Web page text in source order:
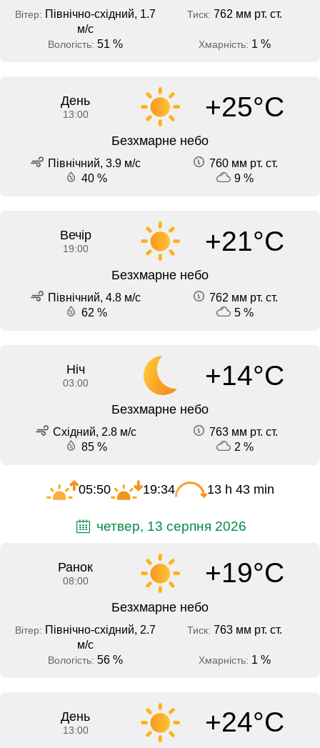
Вітер: Північно-східний, 1.7
м/с
Тиск: 762 мм рт. ст.
Вологість: 51 % Хмарність: 1 %
День
13:00 +25°C
Безхмарне небо
Північний, 3.9 м/с
760 мм рт. ст.
40 %
9 %
Вечір
19:00 +21°C
Безхмарне небо
Північний, 4.8 м/с
762 мм рт. ст.
62 %
5 %
Ніч
03:00 +14°C
Безхмарне небо
Східний, 2.8 м/с
763 мм рт. ст.
85 %
2 %
05:50 19:34 13 h 43 min
четвер, 13 серпня 2026
Ранок
08:00 +19°C
Безхмарне небо
Вітер: Північно-східний, 2.7
м/с
Тиск: 763 мм рт. ст.
Вологість: 56 % Хмарність: 1 %
День
13:00 +24°C